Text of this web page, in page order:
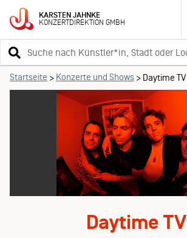
KARSTENJAHNKE
KONZERTDIREKTIONGMBH
Suchbegriff
eingeben
Startseite > Konzerte und Shows > Daytime TV
Daytime TV